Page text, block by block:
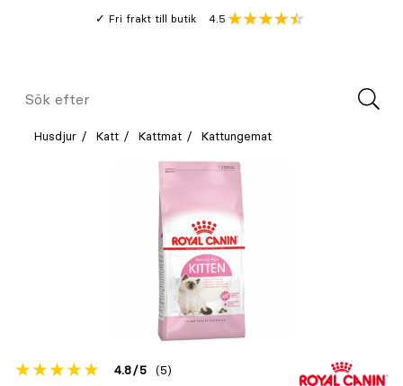
Fri frakt till butik
Genomsnitt
4.5
Meny
Sök
Husdjur Katt Kattmat Kattungemat
Betyget
4.8 5 (5)